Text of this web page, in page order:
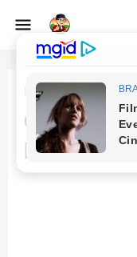
Beranda Karya
Contoh
Desain 01